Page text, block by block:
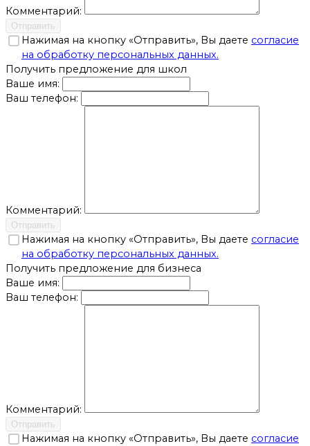
Комментарий:
Отправить
Нажимая на кнопку «Отправить», Вы даете согласие
на обработку персональных данных.
Получить предложение для школ
Ваше имя:
Ваш телефон:
Комментарий:
Отправить
Нажимая на кнопку «Отправить», Вы даете согласие
на обработку персональных данных.
Получить предложение для бизнеса
Ваше имя:
Ваш телефон:
Комментарий:
Отправить
Нажимая на кнопку «Отправить», Вы даете согласие